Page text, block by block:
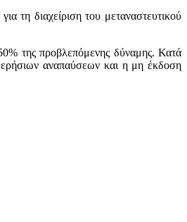
τη διαχείριση του μεταναστευτικού
της προβλεπόμενης δύναμης. Κατά
αναπαύσεων και η μη έκδοση